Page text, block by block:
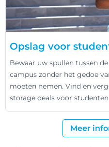
Opslag voor
Bewaar uw spullen tussen
campus zonder het gedoe
moeten nemen. Vind en
storage deals voor studenten.
Meer